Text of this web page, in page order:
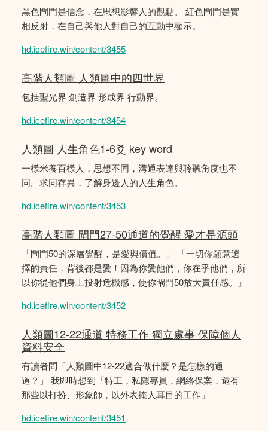
黑色閘門是信念，在思想影響人的觀點。 紅色閘門是實
相反射，在自己與他人對自己的互動中顯示。
hd.icefire.win/content/3455
高階人類圖 人類圖中的四世界
包括聖光界 創造界 形成界 行動界。
hd.icefire.win/content/3454
人類圖 人生角色1-6爻 key word
一樣米養百樣人，思想不同，溝通表達與聆聽角度也不
同。求同存異，了解身邊人的人生角色。
hd.icefire.win/content/3453
高階人類圖 閘門27-50通道的覺醒 愛才是源頭
「閘門50的深層覺醒，是愛與價值。」 「一切你願意選
擇的責任，背後都是愛！因為你愛他們，你在乎他們，所
以你從他們身上投射危機感，使你閘門50放大責任感。」
hd.icefire.win/content/3452
人類圖12-22通道 特務工作 獨立處事 保障個人
資料安全
有讀者問「人類圖中12-22適合做什麼？是怎樣的通
道？」 我即時想到「特工，私隱專員，網絡保案，還有
那些以打扮、形象師，以外表掩人耳目的工作」
hd.icefire.win/content/3451